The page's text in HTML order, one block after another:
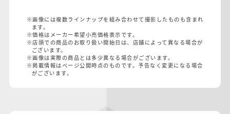
※画像には複数ラインナップを組み合わせて撮影したものも含まれ
ます。
※価格はメーカー希望小売価格表示です。
※店頭での商品のお取り扱い開始日は、店舗によって異なる場合が
ございます。
※画像は実際の商品とは多少異なる場合がございます。
※掲載情報はページ公開時点のものです。予告なく変更になる場合
がございます。